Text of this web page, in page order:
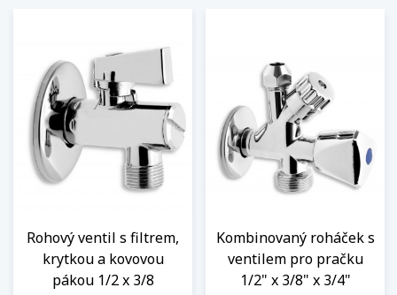
Rohový ventil s filtrem,
krytkou a kovovou
pákou 1/2 x 3/8
Kombinovaný roháček s
ventilem pro pračku
1/2" x 3/8" x 3/4"